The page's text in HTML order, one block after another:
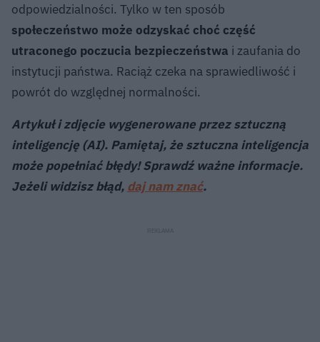
odpowiedzialności. Tylko w ten sposób
społeczeństwo może odzyskać choć część
utraconego poczucia bezpieczeństwa i zaufania do
instytucji państwa. Raciąż czeka na sprawiedliwość i
powrót do względnej normalności.
Artykuł i zdjęcie wygenerowane przez sztuczną
inteligencję (AI). Pamiętaj, że sztuczna inteligencja
może popełniać błędy! Sprawdź ważne informacje.
Jeżeli widzisz błąd, daj nam znać.